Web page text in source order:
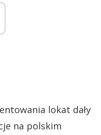
lokat dały
na polskim